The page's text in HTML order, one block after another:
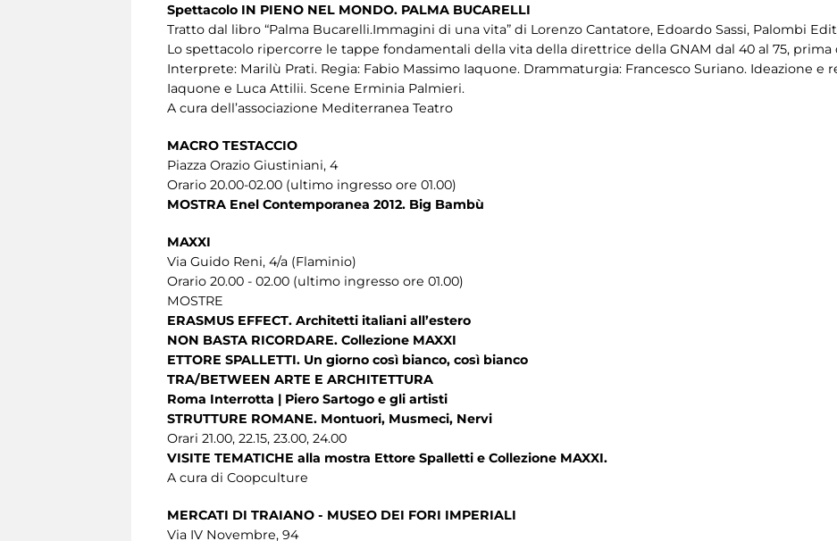
Spettacolo IN PIENO NEL MONDO. PALMA BUCARELLI
Tratto dal libro “Palma Bucarelli.Immagini di una vita” di Lorenzo Cantatore, Edoardo Sassi, Palombi
Lo spettacolo ripercorre le tappe fondamentali della vita della direttrice della GNAM dal 40 al 75,
Interprete: Marilù Prati. Regia: Fabio Massimo Iaquone. Drammaturgia: Francesco Suriano. Ideazione e
Iaquone e Luca Attilii. Scene Erminia Palmieri.
A cura dell’associazione Mediterranea Teatro
MACRO TESTACCIO
Piazza Orazio Giustiniani, 4
Orario 20.00-02.00 (ultimo ingresso ore 01.00)
MOSTRA Enel Contemporanea 2012. Big Bambù
MAXXI
Via Guido Reni, 4/a (Flaminio)
Orario 20.00 - 02.00 (ultimo ingresso ore 01.00)
MOSTRE
ERASMUS EFFECT. Architetti italiani all’estero
NON BASTA RICORDARE. Collezione MAXXI
ETTORE SPALLETTI. Un giorno così bianco, così bianco
TRA/BETWEEN ARTE E ARCHITETTURA
Roma Interrotta | Piero Sartogo e gli artisti
STRUTTURE ROMANE. Montuori, Musmeci, Nervi
Orari 21.00, 22.15, 23.00, 24.00
VISITE TEMATICHE alla mostra Ettore Spalletti e Collezione MAXXI.
A cura di Coopculture
MERCATI DI TRAIANO - MUSEO DEI FORI IMPERIALI
Via IV Novembre, 94